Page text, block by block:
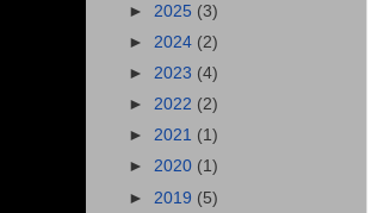
► 2025 (3)
► 2024 (2)
► 2023 (4)
► 2022 (2)
► 2021 (1)
► 2020 (1)
► 2019 (5)